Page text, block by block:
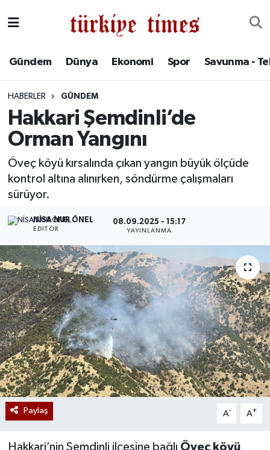
Gündem Dünya Ekonomi Spor Savunma -
HABERLER GÜNDEM
Hakkari Şemdinli’de
Orman Yangını
Öveç köyü kırsalında çıkan yangın büyük ölçüde
kontrol altına alınırken, söndürme çalışmaları
sürüyor.
NISA NUR ÖNEL
EDITÖR
08.09.2025 - 15:17
YAYINLANMA
Paylaş A- A+
Hakkari’nin Şemdinli ilçesine bağlı Öveç köyü
Ekonomi
Spor
Savunma - Teknoloji
Kültür - Sanat
Yaşam
Süper Lig Puan Durumu ve Fikstür
Tüm Manşetler
Son Dakika Haberleri
Haber Arşivi